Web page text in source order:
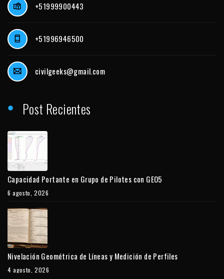
+51999900443
+51996946500
civilgeeks@gmail.com
Post Recientes
Capacidad Portante en Grupo de Pilotes con GEO5
6 agosto, 2026
Nivelación Geométrica de Líneas y Medición de Perfiles
4 agosto, 2026